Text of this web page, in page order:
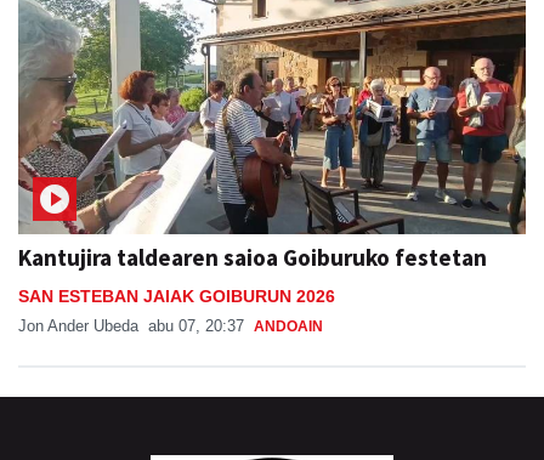
Kantujira taldearen saioa Goiburuko festetan
SAN ESTEBAN JAIAK GOIBURUN 2026
Jon Ander Ubeda abu 07, 20:37 ANDOAIN